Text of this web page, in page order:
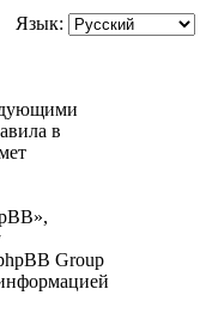
Язык:
в
Group